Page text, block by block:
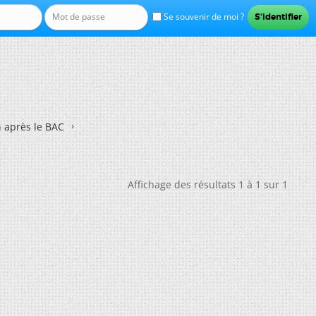
Se souvenir de moi ?
le BAC
Affichage des résultats 1 à 1 sur 1